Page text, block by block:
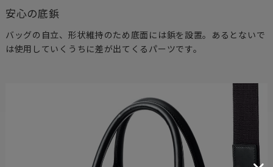
安心の底鋲
バッグの自立、形状維持のため底面には鋲を設置。あるとないで
は使用していくうちに差が出てくるパーツです。